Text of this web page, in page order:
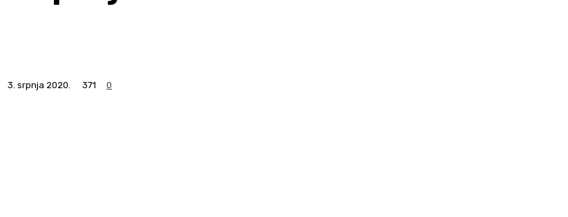
3. srpnja 2020. 371 0